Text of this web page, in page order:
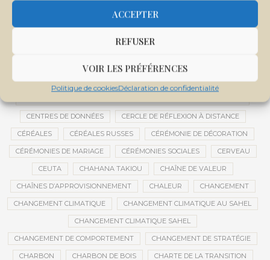
ACCEPTER
REFUSER
VOIR LES PRÉFÉRENCES
Politique de cookiesDéclaration de confidentialité
CENTRALE SOLAIRE DE SANANKOROBA
CENTRE D'INTELLIGENCE ARTIFICIELLE
CENTRE DE SANTÉ COMMUNAUTAIRE
CENTRE INTERNATIONAL DE CONFÉRENCES DE BAMAKO
CENTRE MALI
CENTRES DE DONNÉES CERCLE DE RÉFLEXION À DISTANCE
CÉRÉALES CÉRÉALES RUSSES CÉRÉMONIE DE DÉCORATION
CÉRÉMONIES DE MARIAGE CÉRÉMONIES SOCIALES CERVEAU
CEUTA CHAHANA TAKIOU CHAÎNE DE VALEUR
CHAÎNES D’APPROVISIONNEMENT CHALEUR CHANGEMENT
CHANGEMENT CLIMATIQUE CHANGEMENT CLIMATIQUE AU SAHEL
CHANGEMENT CLIMATIQUE SAHEL
CHANGEMENT DE COMPORTEMENT CHANGEMENT DE STRATÉGIE
CHARBON CHARBON DE BOIS CHARTE DE LA TRANSITION